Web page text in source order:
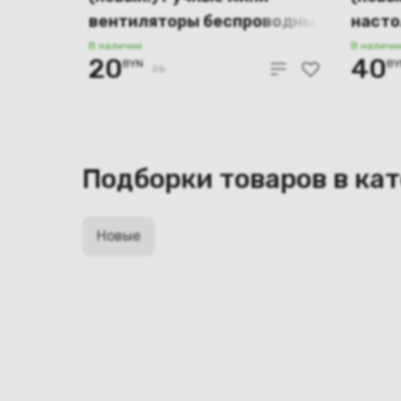
вентиляторы беспроводные
в ассортименте
В наличии
20BYN
В
40
Подборки товаров в
Новые